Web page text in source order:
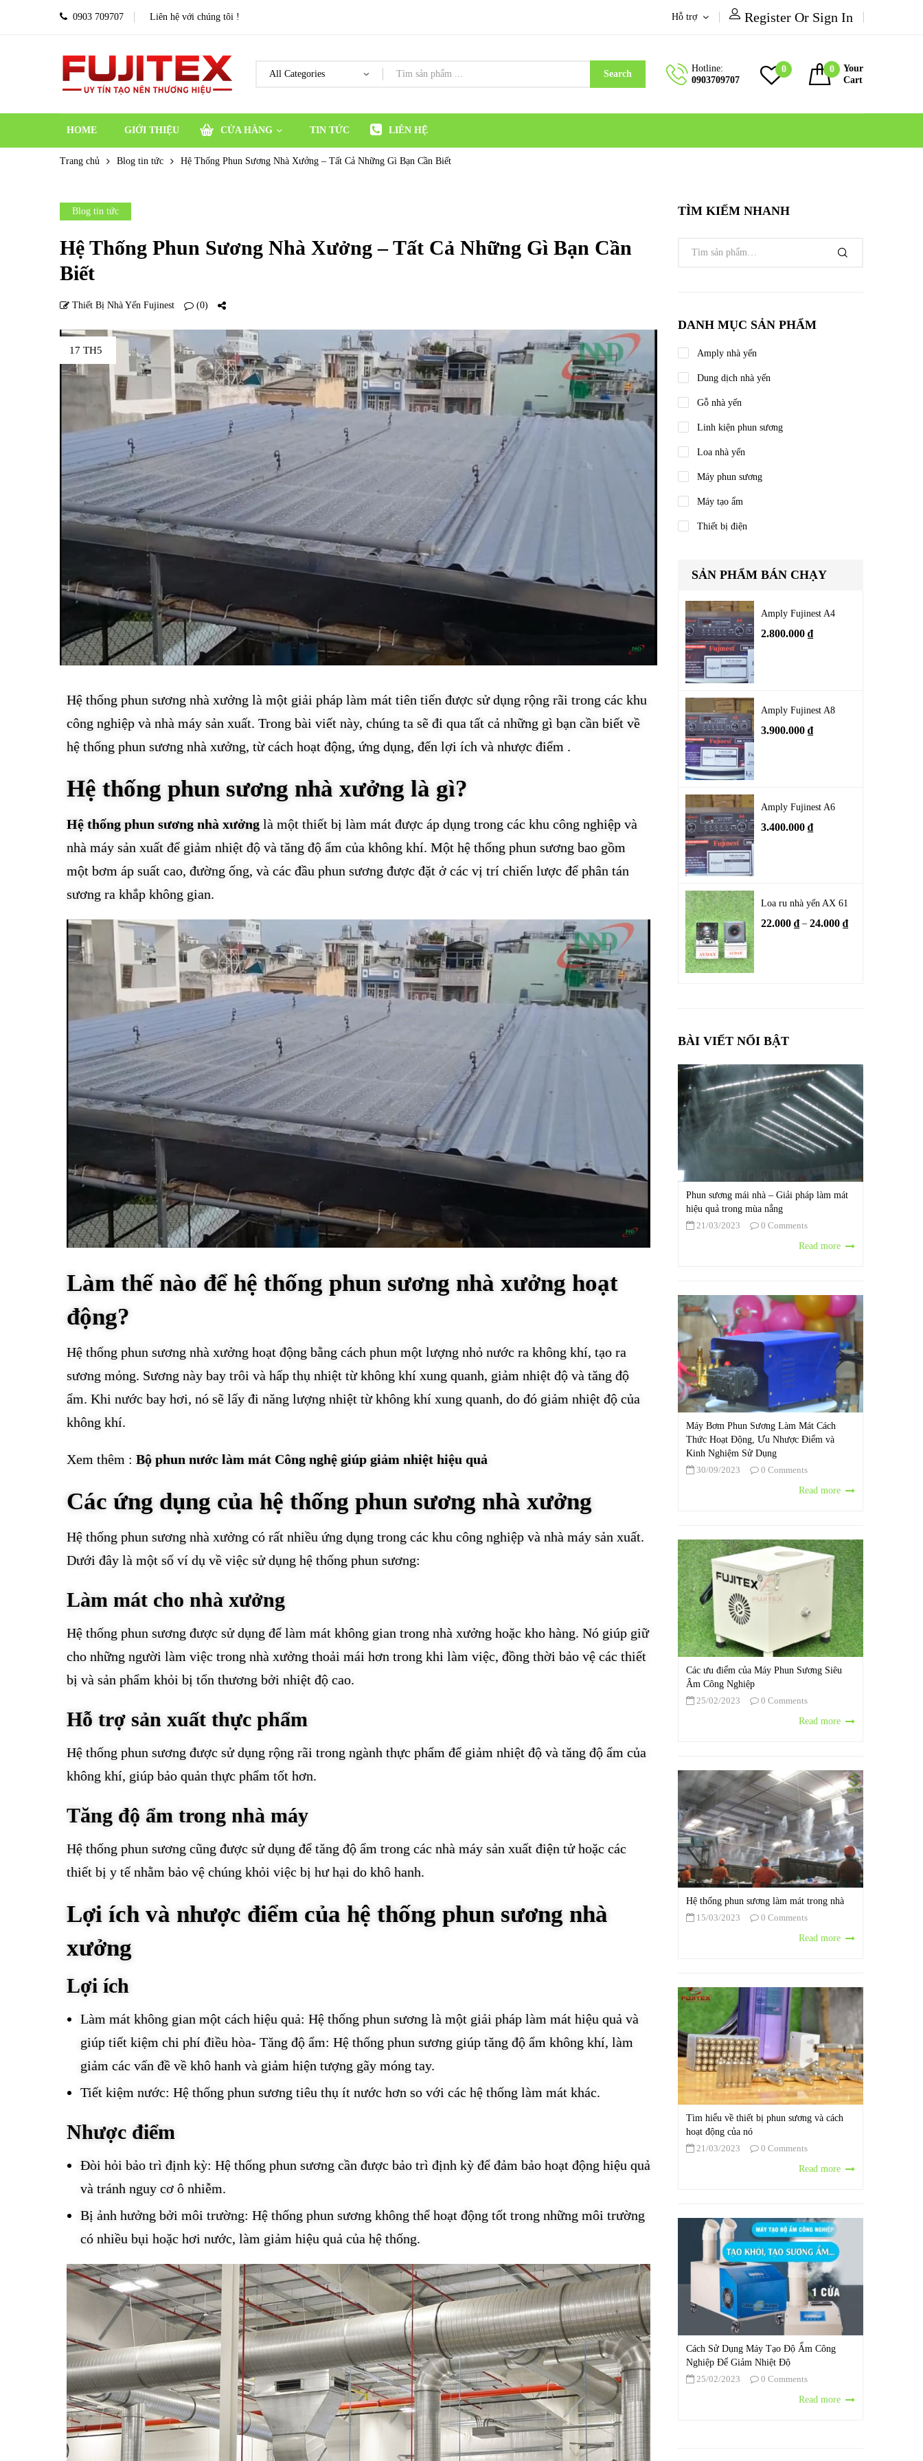
0903 709707 Liên hệ với chúng tôi ! Hỗ trợ Register Or Sign In
Search
Hotline:
0903709707
0 0
Your
Cart
HOME GIỚI THIỆU CỬA HÀNG TIN TỨC LIÊN HỆ
Trang chủ Blog tin tức Hệ Thống Phun Sương Nhà Xưởng – Tất Cả Những Gì Bạn Cần Biết
Blog tin tức
Hệ Thống Phun Sương Nhà Xưởng – Tất Cả Những Gì Bạn Cần
Biết
Thiết Bị Nhà Yến Fujinest (0)
17 TH5
Hệ thống phun sương nhà xưởng là một giải pháp làm mát tiên tiến được sử dụng rộng rãi trong các khu
công nghiệp và nhà máy sản xuất. Trong bài viết này, chúng ta sẽ đi qua tất cả những gì bạn cần biết về
hệ thống phun sương nhà xưởng, từ cách hoạt động, ứng dụng, đến lợi ích và nhược điểm .
Hệ thống phun sương nhà xưởng là gì?
Hệ thống phun sương nhà xưởng là một thiết bị làm mát được áp dụng trong các khu công nghiệp và
nhà máy sản xuất để giảm nhiệt độ và tăng độ ẩm của không khí. Một hệ thống phun sương bao gồm
một bơm áp suất cao, đường ống, và các đầu phun sương được đặt ở các vị trí chiến lược để phân tán
sương ra khắp không gian.
Làm thế nào để hệ thống phun sương nhà xưởng hoạt
động?
Hệ thống phun sương nhà xưởng hoạt động bằng cách phun một lượng nhỏ nước ra không khí, tạo ra
sương mỏng. Sương này bay trôi và hấp thụ nhiệt từ không khí xung quanh, giảm nhiệt độ và tăng độ
ẩm. Khi nước bay hơi, nó sẽ lấy đi năng lượng nhiệt từ không khí xung quanh, do đó giảm nhiệt độ của
không khí.
Xem thêm : Bộ phun nước làm mát Công nghệ giúp giảm nhiệt hiệu quả
Các ứng dụng của hệ thống phun sương nhà xưởng
Hệ thống phun sương nhà xưởng có rất nhiều ứng dụng trong các khu công nghiệp và nhà máy sản xuất.
Dưới đây là một số ví dụ về việc sử dụng hệ thống phun sương:
Làm mát cho nhà xưởng
Hệ thống phun sương được sử dụng để làm mát không gian trong nhà xưởng hoặc kho hàng. Nó giúp giữ
cho những người làm việc trong nhà xưởng thoải mái hơn trong khi làm việc, đồng thời bảo vệ các thiết
bị và sản phẩm khỏi bị tổn thương bởi nhiệt độ cao.
Hỗ trợ sản xuất thực phẩm
Hệ thống phun sương được sử dụng rộng rãi trong ngành thực phẩm để giảm nhiệt độ và tăng độ ẩm của
không khí, giúp bảo quản thực phẩm tốt hơn.
Tăng độ ẩm trong nhà máy
Hệ thống phun sương cũng được sử dụng để tăng độ ẩm trong các nhà máy sản xuất điện tử hoặc các
thiết bị y tế nhằm bảo vệ chúng khỏi việc bị hư hại do khô hanh.
Lợi ích và nhược điểm của hệ thống phun sương nhà
xưởng
Lợi ích
Làm mát không gian một cách hiệu quả: Hệ thống phun sương là một giải pháp làm mát hiệu quả và
giúp tiết kiệm chi phí điều hòa- Tăng độ ẩm: Hệ thống phun sương giúp tăng độ ẩm không khí, làm
giảm các vấn đề về khô hanh và giảm hiện tượng gãy móng tay.
Tiết kiệm nước: Hệ thống phun sương tiêu thụ ít nước hơn so với các hệ thống làm mát khác.
Nhược điểm
Đòi hỏi bảo trì định kỳ: Hệ thống phun sương cần được bảo trì định kỳ để đảm bảo hoạt động hiệu quả
và tránh nguy cơ ô nhiễm.
Bị ảnh hưởng bởi môi trường: Hệ thống phun sương không thể hoạt động tốt trong những môi trường
có nhiều bụi hoặc hơi nước, làm giảm hiệu quả của hệ thống.
TÌM KIẾM NHANH
DANH MỤC SẢN PHẨM
Amply nhà yến
Dung dịch nhà yến
Gỗ nhà yến
Linh kiện phun sương
Loa nhà yến
Máy phun sương
Máy tạo ẩm
Thiết bị điện
SẢN PHẨM BÁN CHẠY
Amply Fujinest A4
2.800.000 ₫
Amply Fujinest A8
3.900.000 ₫
Amply Fujinest A6
3.400.000 ₫
Loa ru nhà yến AX 61
22.000 ₫– 24.000 ₫
BÀI VIẾT NỔI BẬT
Phun sương mái nhà – Giải pháp làm mát
hiệu quả trong mùa nắng
21/03/2023
0 Comments
Read more
Máy Bơm Phun Sương Làm Mát Cách
Thức Hoạt Động, Ưu Nhược Điểm và
Kinh Nghiệm Sử Dụng
30/09/2023
0 Comments
Read more
Các ưu điểm của Máy Phun Sương Siêu
Âm Công Nghiệp
25/02/2023
0 Comments
Read more
Hệ thống phun sương làm mát trong nhà
15/03/2023
0 Comments
Read more
Tìm hiểu về thiết bị phun sương và cách
hoạt động của nó
21/03/2023
0 Comments
Read more
Cách Sử Dụng Máy Tạo Độ Ẩm Công
Nghiệp Để Giảm Nhiệt Độ
25/02/2023
0 Comments
Read more